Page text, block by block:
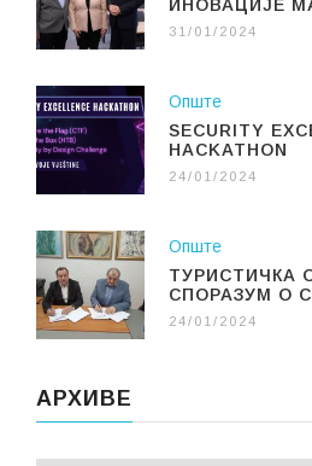
ИНОВАЦИЈЕ
31/01/2024
Опште
SECURITY
HACKATHON
24/01/2024
Опште
ТУРИСТИЧКА
СПОРАЗУМ О
24/01/2024
АРХИВЕ